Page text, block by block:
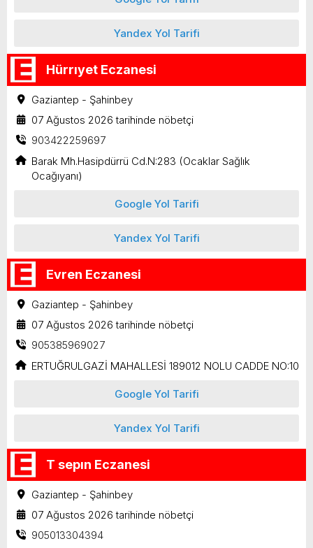
Yandex Yol Tarifi
Hürrıyet Eczanesi
Gaziantep - Şahinbey
07 Ağustos 2026 tarihinde nöbetçi
903422259697
Barak Mh.Hasipdürrü Cd.N:283 (Ocaklar Sağlık
Ocağıyanı)
Google Yol Tarifi
Yandex Yol Tarifi
Evren Eczanesi
Gaziantep - Şahinbey
07 Ağustos 2026 tarihinde nöbetçi
905385969027
ERTUĞRULGAZİ MAHALLESİ 189012 NOLU CADDE NO:10
Google Yol Tarifi
Yandex Yol Tarifi
T sepın Eczanesi
Gaziantep - Şahinbey
07 Ağustos 2026 tarihinde nöbetçi
905013304394